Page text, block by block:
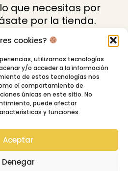
cookies?
utilizamos tecnologías
y/o acceder a la información
de estas tecnologías nos
el comportamiento de
únicas en este sitio. No
puede afectar
y funciones.
Aceptar
Denegar
que necesitas por
por la tienda.
de privacidad